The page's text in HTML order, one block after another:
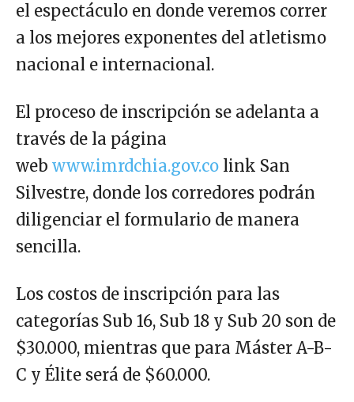
el espectáculo en donde veremos correr
a los mejores exponentes del atletismo
nacional e internacional.
El proceso de inscripción se adelanta a
través de la página
web www.imrdchia.gov.co link San
Silvestre, donde los corredores podrán
diligenciar el formulario de manera
sencilla.
Los costos de inscripción para las
categorías Sub 16, Sub 18 y Sub 20 son de
$30.000, mientras que para Máster A-B-
C y Élite será de $60.000.